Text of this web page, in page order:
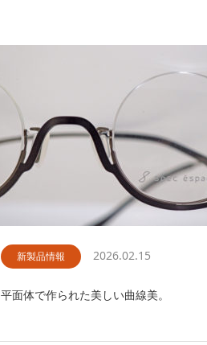
新製品情報 2026.02.15
平面体で作られた美しい曲線美。